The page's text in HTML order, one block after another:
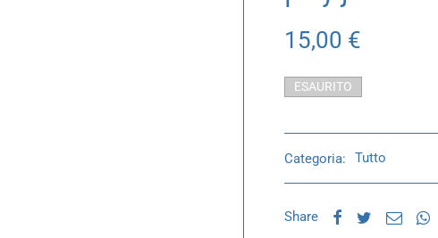
15,00 €
ESAURITO
Categoria: Tutto
Share